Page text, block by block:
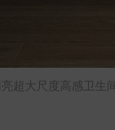
超大尺度高感卫